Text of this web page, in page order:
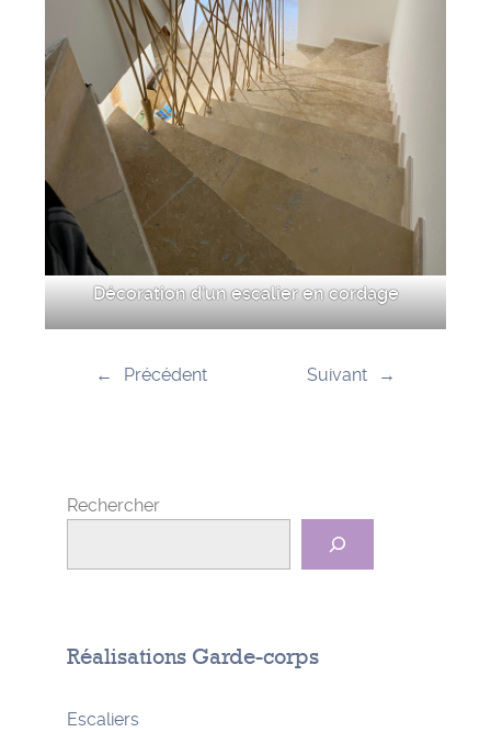
Décoration d’un escalier en cordage
← Précédent Suivant →
Rechercher
Réalisations Garde-corps
Escaliers